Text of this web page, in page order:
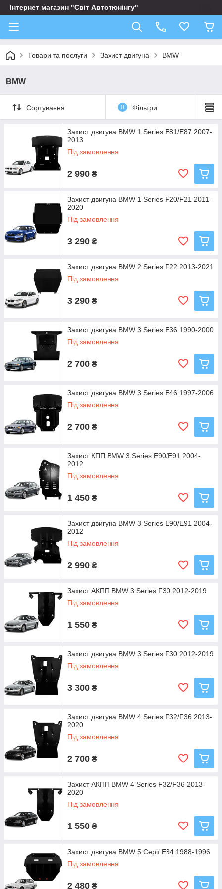
Інтернет магазин "Світ Автотюнінгу"
Товари та послуги Захист двигуна BMW
BMW
Сортування 0 Фільтри
Захист двигуна BMW 1 Series E81/E87 2007-
2013
Під замовлення
2 990 ₴
Захист двигуна BMW 1 Series F20/F21 2011-
2020
Під замовлення
3 290 ₴
Захист двигуна BMW 2 Series F22 2013-2021
Під замовлення
3 290 ₴
Захист двигуна BMW 3 Series E36 1990-2000
Під замовлення
2 700 ₴
Захист двигуна BMW 3 Series E46 1997-2006
Під замовлення
2 700 ₴
Захист КПП BMW 3 Series E90/E91 2004-
2012
Під замовлення
1 450 ₴
Захист двигуна BMW 3 Series E90/E91 2004-
2012
Під замовлення
2 990 ₴
Захист АКПП BMW 3 Series F30 2012-2019
Під замовлення
1 550 ₴
Захист двигуна BMW 3 Series F30 2012-2019
Під замовлення
3 300 ₴
Захист двигуна BMW 4 Series F32/F36 2013-
2020
Під замовлення
2 700 ₴
Захист АКПП BMW 4 Series F32/F36 2013-
2020
Під замовлення
1 550 ₴
Захист двигуна BMW 5 Серії E34 1988-1996
Під замовлення
2 480 ₴